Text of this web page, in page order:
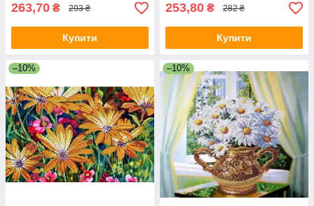
263,70 ₴ 293 ₴
Купити
253,80 ₴ 282 ₴
Купити
–10% –10%